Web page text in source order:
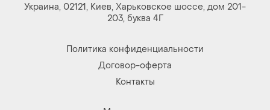
Украина, 02121, Киев, Харьковское шоссе, дом 201-
203, буква 4Г
Политика конфиденциальности
Договор-оферта
Контакты